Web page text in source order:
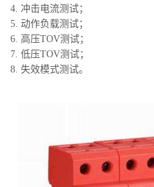
4. 冲击电流测试；
5. 动作负载测试；
6. 高压TOV测试；
7. 低压TOV测试；
8. 失效模式测试。